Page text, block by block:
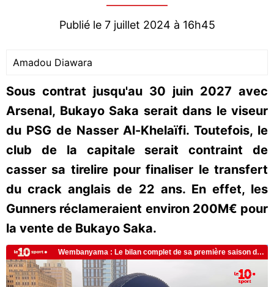
Publié le 7 juillet 2024 à 16h45
Amadou Diawara
Sous contrat jusqu'au 30 juin 2027 avec
Arsenal, Bukayo Saka serait dans le viseur
du PSG de Nasser Al-Khelaïfi. Toutefois, le
club de la capitale serait contraint de
casser sa tirelire pour finaliser le transfert
du crack anglais de 22 ans. En effet, les
Gunners réclameraient environ 200M€ pour
la vente de Bukayo Saka.